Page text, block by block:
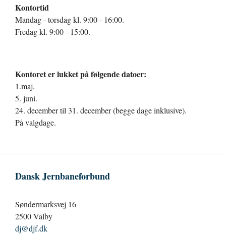
Kontortid
Mandag - torsdag kl. 9:00 - 16:00.
Fredag kl. 9:00 - 15:00.
Kontoret er lukket på følgende datoer:
1.maj.
5. juni.
24. december til 31. december (begge dage inklusive).
På valgdage.
Dansk Jernbaneforbund
Søndermarksvej 16
2500 Valby
dj@djf.dk